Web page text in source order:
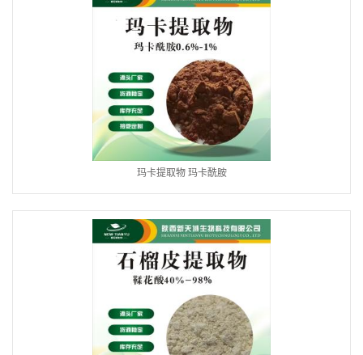
玛卡提取物 玛卡酰胺